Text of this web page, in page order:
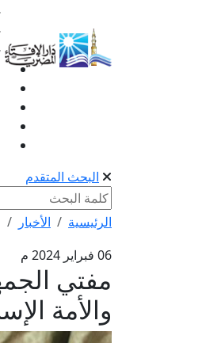
البحث المتقدم
الرئيسية الأخبار
06 فبراير 2024 م
مفتي
والأمة